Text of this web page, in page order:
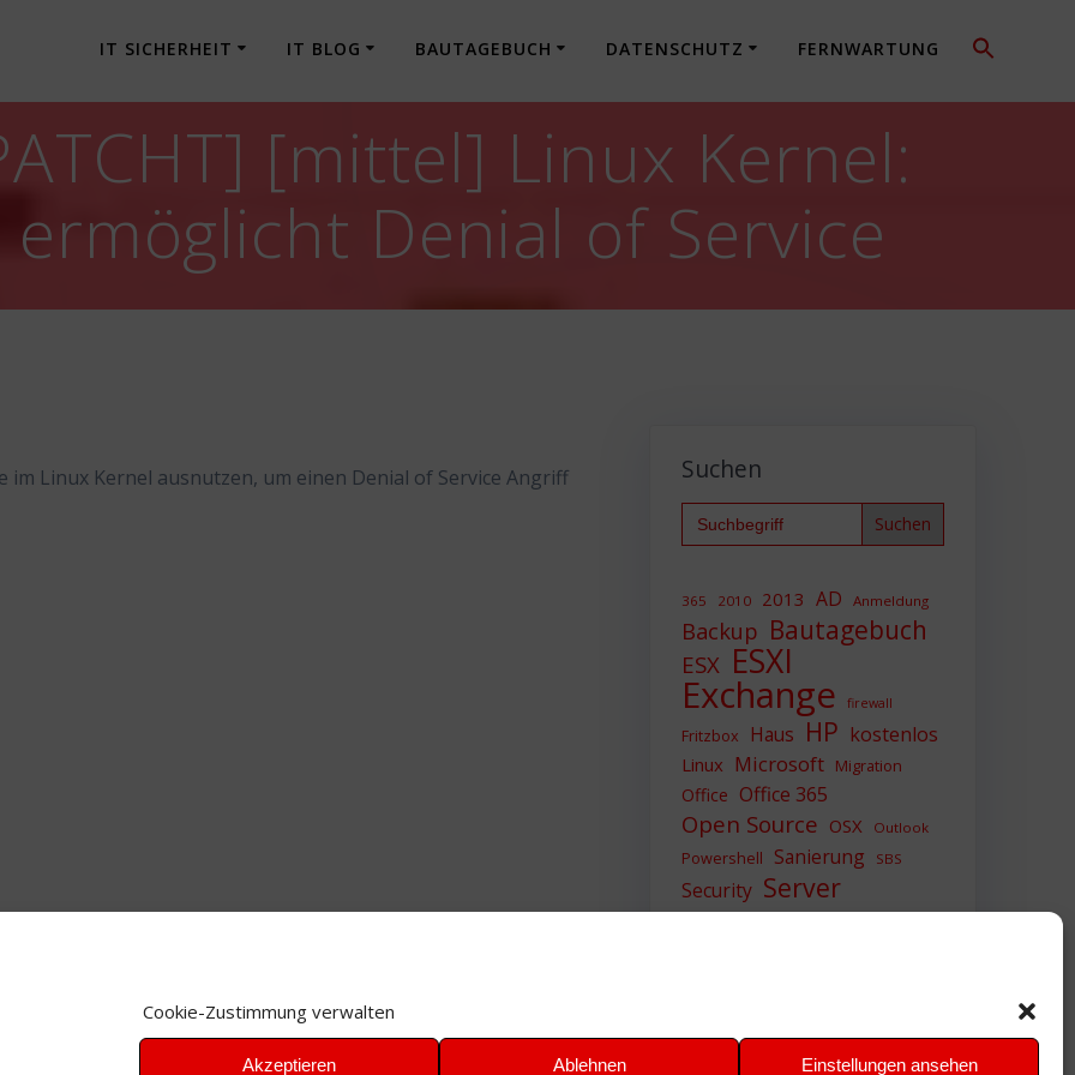
Cookie-Zustimmung verwalten
Akzeptieren Ablehnen Einstellungen ansehen
IT SICHERHEIT IT BLOG BAUTAGEBUCH DATENSCHUTZ FERNWARTUNG
[mittel] Linux Kernel:
Denial of Service
im Linux Kernel ausnutzen, um einen Denial of Service Angriff
Suchen
Search
for:
365 2010 2013 AD Anmeldung
Backup Bautagebuch
ESX ESXI
Exchange firewall
Fritzbox Haus HP kostenlos
Linux Microsoft Migration
Office Office 365
Open Source OSX Outlook
Powershell Sanierung SBS
Security Server
Sicherheit SIEM
VMWare VPN WAZUH